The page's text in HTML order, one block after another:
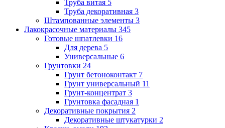
Труба витая 5
Труба декоративная 3
Штампованные элементы 3
Лакокрасочные материалы 345
Готовые шпатлевки 16
Для дерева 5
Универсальные 6
Грунтовки 24
Грунт бетоноконтакт 7
Грунт универсальный 11
Грунт-концентрат 3
Грунтовка фасадная 1
Декоративные покрытия 2
Декоративные штукатурки 2